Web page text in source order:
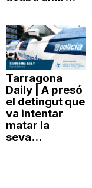
Tarragona
Daily | A presó
el detingut que
va intentar
matar la
seva...